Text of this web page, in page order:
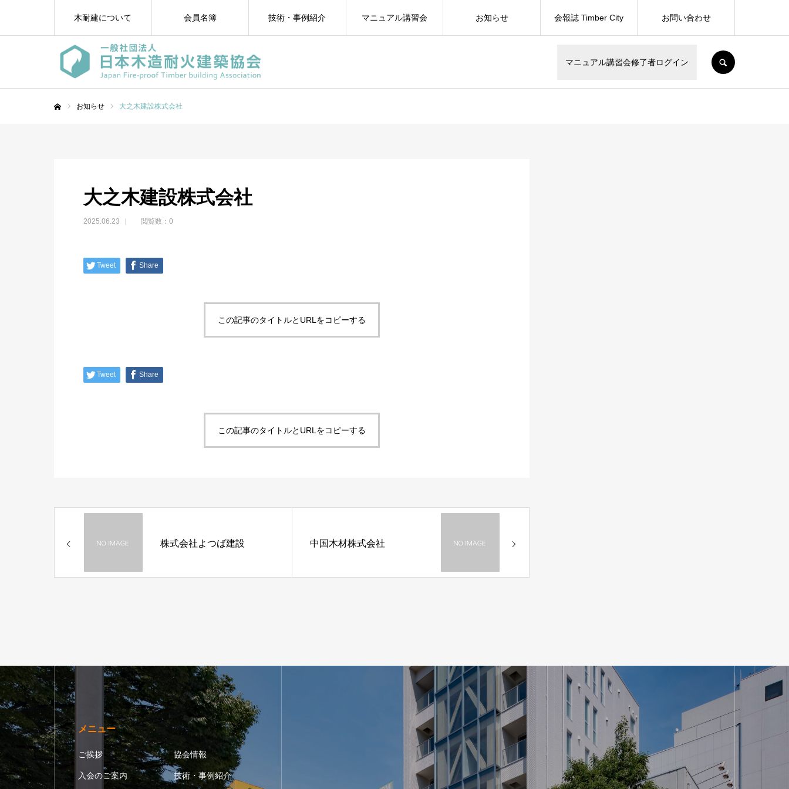
マニュアル講習会修了者ログイン
木耐建について 会員名簿 技術・事例紹介 マニュアル講習会 お知らせ 会報誌 Timber City お問い合わせ
お知らせ 大之木建設株式会社
大之木建設株式会社
2025.06.23 閲覧数：0
Tweet Share
この記事のタイトルとURLをコピーする
Tweet Share
この記事のタイトルとURLをコピーする
株式会社よつば建設 中国木材株式会社
メニュー
ご挨拶 協会情報
入会のご案内 技術・事例紹介